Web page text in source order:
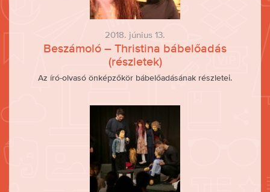
2018. június 13.
Beszámoló – Thristina bábelőadás
(részletek)
Az író-olvasó önképzőkör bábelőadásának részletei.